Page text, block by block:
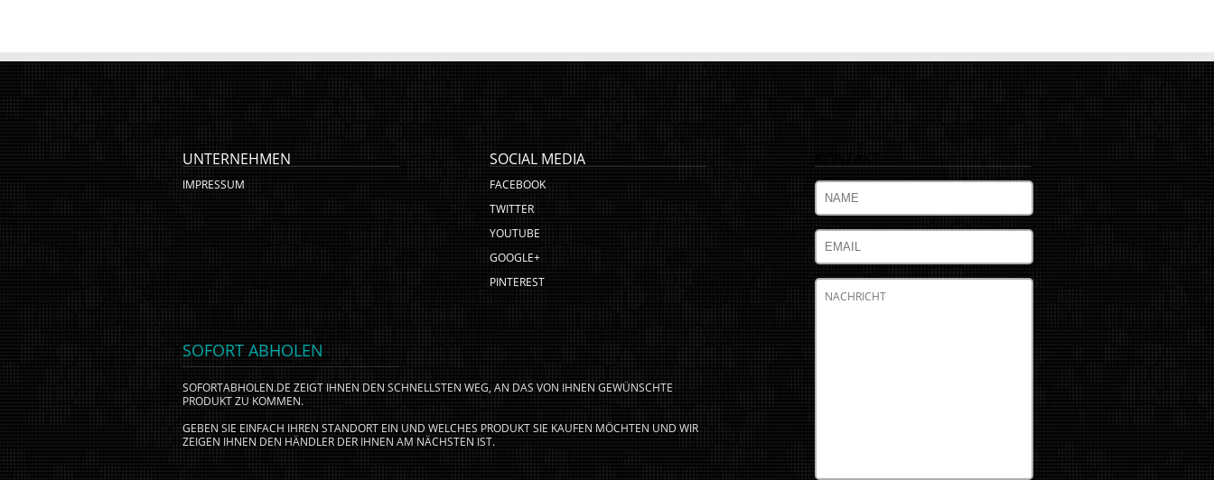
UNTERNEHMEN
IMPRESSUM
SOCIAL MEDIA
FACEBOOK
TWITTER
YOUTUBE
GOOGLE+
PINTEREST
KONTAKT
SOFORT ABHOLEN
SOFORTABHOLEN.DE ZEIGT IHNEN DEN SCHNELLSTEN WEG, AN DAS VON IHNEN GEWÜNSCHTE
PRODUKT ZU KOMMEN.
GEBEN SIE EINFACH IHREN STANDORT EIN UND WELCHES PRODUKT SIE KAUFEN MÖCHTEN UND WIR
ZEIGEN IHNEN DEN HÄNDLER DER IHNEN AM NÄCHSTEN IST.